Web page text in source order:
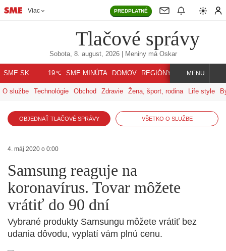
Viac PREDPLATNÉ
Tlačové správy
Sobota, 8. august, 2026| Meniny má Oskar
SME.SK 19℃ SME MINÚTA DOMOV REGIÓNY INDEX SVET
MENU
O službe Technológie Obchod Zdravie Žena, šport, rodina Life style
OBJEDNAŤ TLAČOVÉ SPRÁVY VŠETKO O SLUŽBE
4. máj 2020 o 0:00
Samsung reaguje na
koronavírus. Tovar môžete
vrátiť do 90 dní
Vybrané produkty Samsungu môžete vrátiť bez
udania dôvodu, vyplatí vám plnú cenu.